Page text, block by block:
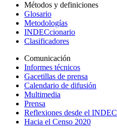
Métodos y definiciones
Glosario
Metodologías
INDECcionario
Clasificadores
Comunicación
Informes técnicos
Gacetillas de prensa
Calendario de difusión
Multimedia
Prensa
Reflexiones desde el INDEC
Hacia el Censo 2020